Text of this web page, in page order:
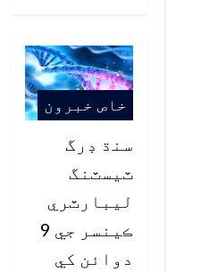
خاص خبرون
سنڌ ڊرگ
ٽيسٽنگ
ليبارٽري
ڪينسر جي 9
دوائن کي